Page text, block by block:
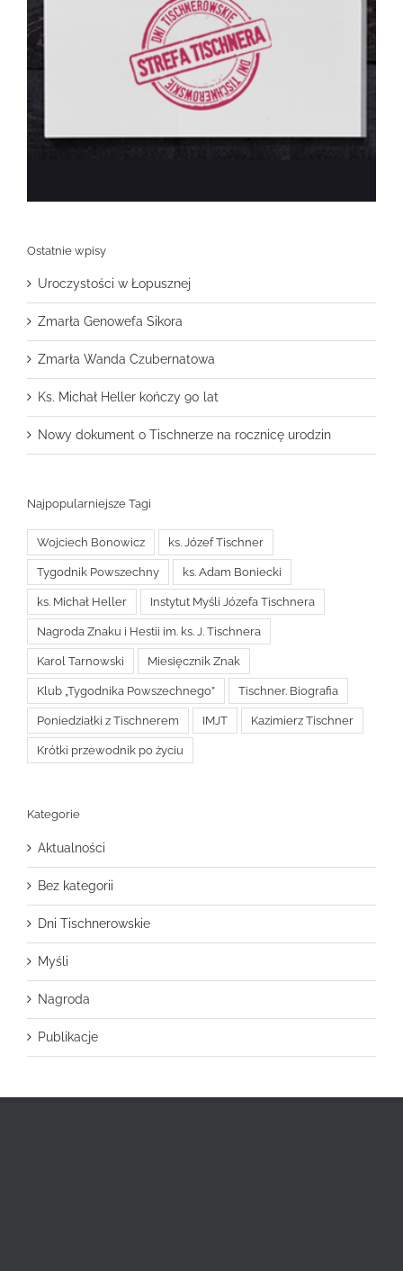
Ostatnie wpisy
Uroczystości w Łopusznej
Zmarła Genowefa Sikora
Zmarła Wanda Czubernatowa
Ks. Michał Heller kończy 90 lat
Nowy dokument o Tischnerze na rocznicę urodzin
Najpopularniejsze Tagi
Wojciech Bonowicz ks. Józef Tischner
Tygodnik Powszechny ks. Adam Boniecki
ks. Michał Heller Instytut Myśli Józefa Tischnera
Nagroda Znaku i Hestii im. ks. J. Tischnera
Karol Tarnowski Miesięcznik Znak
Klub „Tygodnika Powszechnego” Tischner. Biografia
Poniedziałki z Tischnerem IMJT Kazimierz Tischner
Krótki przewodnik po życiu
Kategorie
Aktualności
Bez kategorii
Dni Tischnerowskie
Myśli
Nagroda
Publikacje